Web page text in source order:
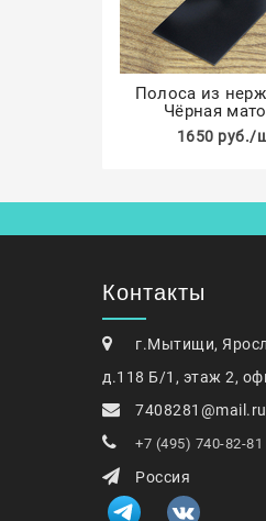
Полоса из
Чёрная
1650 руб./
Контакты
г.Мытищи,
д.118 Б/1, этаж 2,
7408281@mail.ru
+7 (495) 740-82-81
Россия